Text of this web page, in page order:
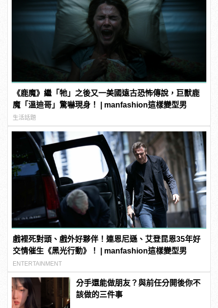
《鹿魔》繼「牠」之後又一美國遠古恐怖傳說，巨獸鹿
魔「溫迪哥」驚嚇現身！ | manfashion這樣變型男
生活話題
戲裡死對頭、戲外好夥伴！連恩尼遜、艾登昆恩35年好
交情催生《黑光行動》！ | manfashion這樣變型男
ENTERTAINMENT
分手還能做朋友？與前任分開後你不
該做的三件事